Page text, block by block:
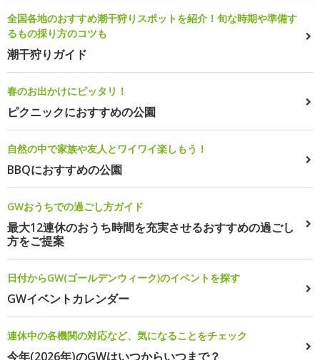
全国各地のおすすめ潮干狩りスポットを紹介！旬な時期や準備す
るもの採り方のコツも
潮干狩りガイド
春のお出かけにピッタリ！
ピクニックにおすすめの公園
自然の中で家族や友人とワイワイ楽しもう！
BBQにおすすめの公園
GWおうちでの過ごし方ガイド
最大12連休のおうち時間を充実させるおすすめの過ごし
方をご提案
日付からGW(ゴールデンウィーク)のイベントを探す
GWイベントカレンダー
連休中の各機関の対応など、気になることをチェック
今年(2026年)のGWはいつからいつまで？